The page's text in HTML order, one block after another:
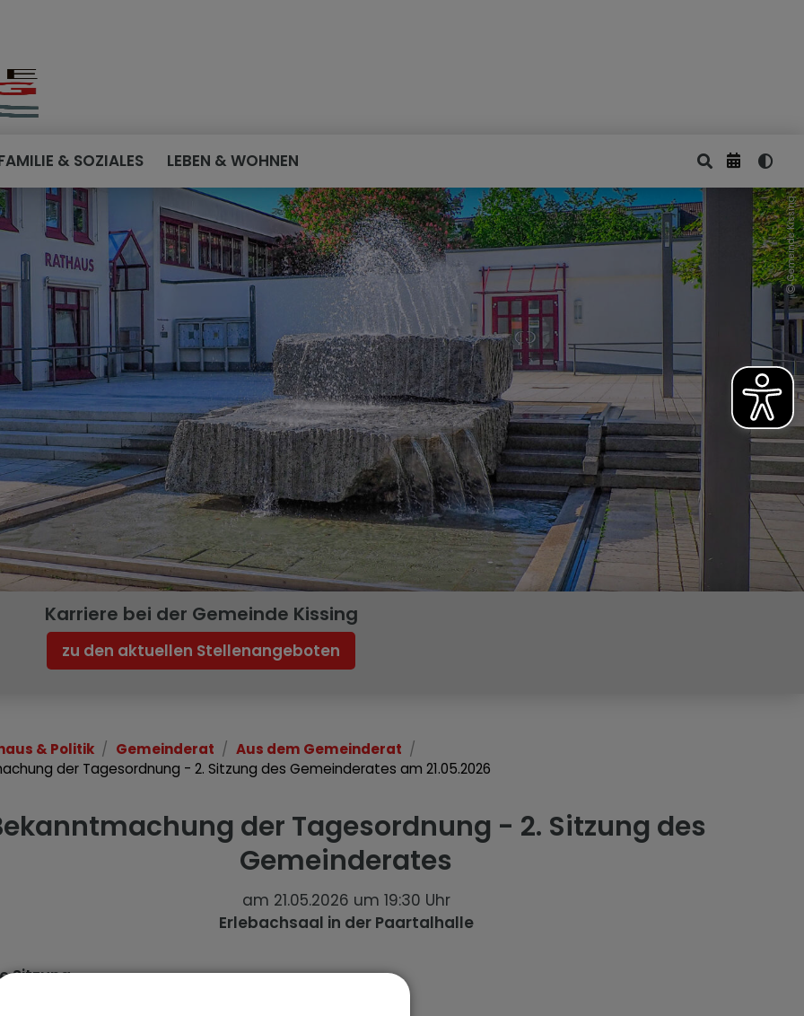
& SOZIALES LEBEN & WOHNEN
Gemeinde Kissing
Karriere bei der Gemeinde Kissing
zu den aktuellen Stellenangeboten
& Politik Gemeinderat
Aus dem Gemeinderat
der Tagesordnung - 2. Sitzung des Gemeinderates am 21.05.2026
der Tagesordnung - 2. Sitzung des
Gemeinderates
am 21.05.2026 um 19:30 Uhr
Erlebachsaal in der Paartalhalle
Sitzung